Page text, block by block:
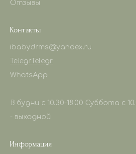
Отзывы
Контакты
ibabydrms@yandex.ru
Telegr Telegr
WhatsApp
В будни с 10.30-18.00 Суббота с
- выходной
Информация